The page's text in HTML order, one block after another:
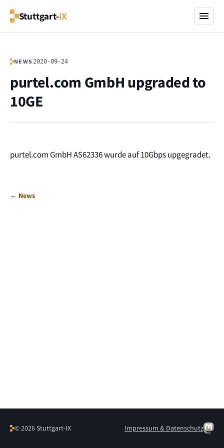
Stuttgart-IX
NEWS 2020-09-24
purtel.com GmbH upgraded to
10GE
purtel.com GmbH AS62336 wurde auf 10Gbps upgegradet.
← News
© 2026 Stuttgart-IX Impressum & Datenschutz